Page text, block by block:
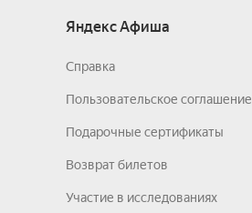
Яндекс Афиша
Справка
Пользовательское соглашение
Подарочные сертификаты
Возврат билетов
Участие в исследованиях